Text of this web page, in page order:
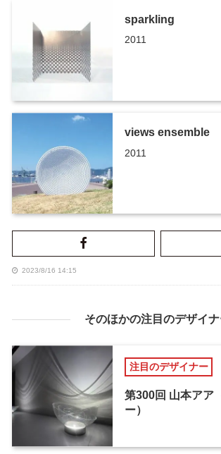
sparkling
2011
views ensemble
2011
2023/8/16 14:15
そのほかの注目のデザイ
注目のデザイナー
第300回 山本アア
ー）